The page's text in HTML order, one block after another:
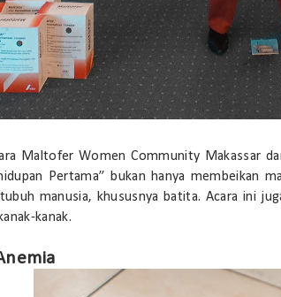
Maltofer Women Community Makassar
Pertama” bukan hanya membeikan
manusia, khususnya batita. Acara ini
kanak.